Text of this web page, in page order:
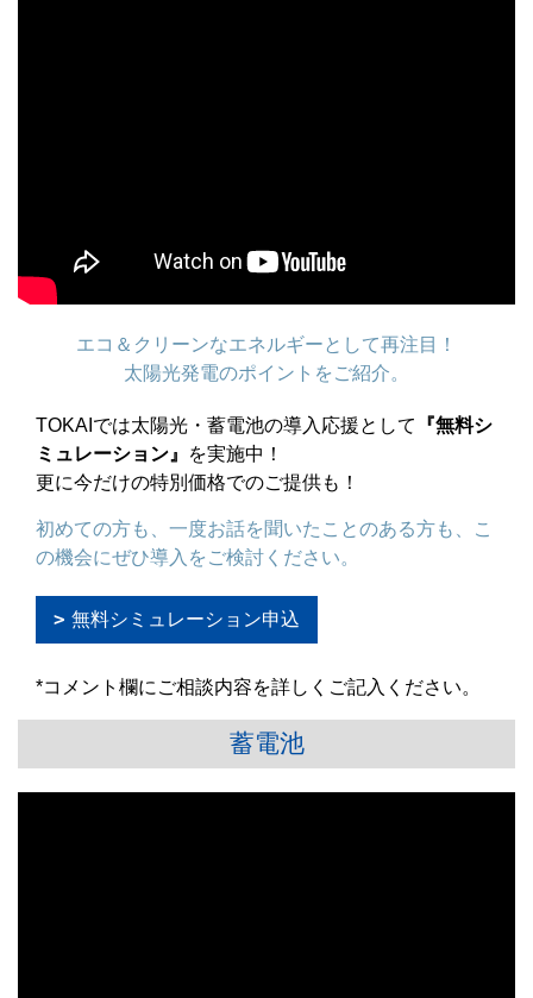
エコ＆クリーンなエネルギーとして再注目！
太陽光発電のポイントをご紹介。
TOKAIでは太陽光・蓄電池の導入応援として
『無料シ
ミュレーション』
を実施中！
更に今だけの特別価格でのご提供も！
初めての方も、一度お話を聞いたことのある方も、こ
の機会にぜひ導入をご検討ください。
無料シミュレーション申込
*コメント欄にご相談内容を詳しくご記入ください。
蓄電池